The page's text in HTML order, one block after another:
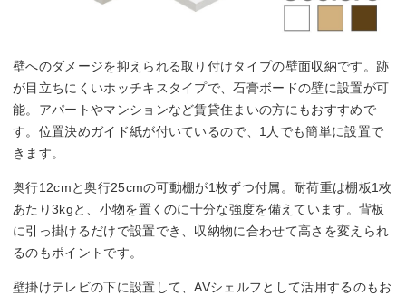
壁へのダメージを抑えられる取り付けタイプの壁面収納です。跡
が目立ちにくいホッチキスタイプで、石膏ボードの壁に設置が可
能。アパートやマンションなど賃貸住まいの方にもおすすめで
す。位置決めガイド紙が付いているので、1人でも簡単に設置で
きます。
奥行12cmと奥行25cmの可動棚が1枚ずつ付属。耐荷重は棚板1枚
あたり3kgと、小物を置くのに十分な強度を備えています。背板
に引っ掛けるだけで設置でき、収納物に合わせて高さを変えられ
るのもポイントです。
壁掛けテレビの下に設置して、AVシェルフとして活用するのもお